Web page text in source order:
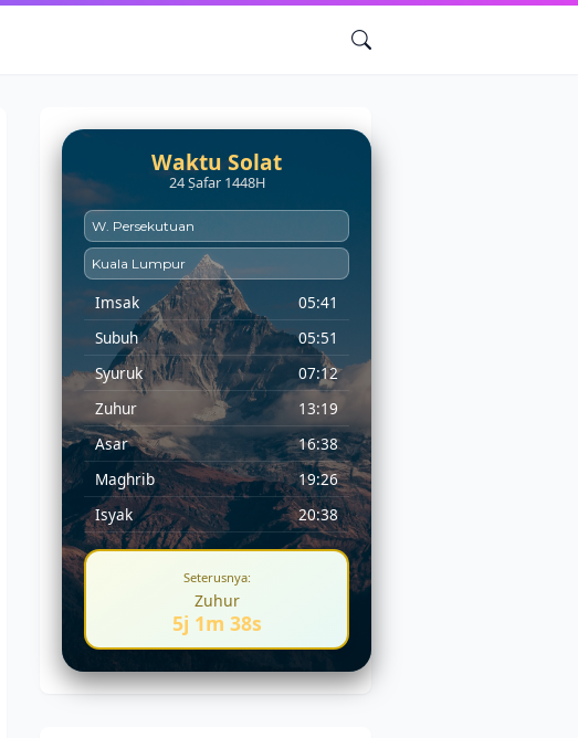
Waktu Solat
24 Ṣafar 1448H
Imsak
05:41
Subuh
05:51
Syuruk
07:12
Zuhur
13:19
Asar
16:38
Maghrib
19:26
Isyak
20:38
Seterusnya:
Zuhur
5j 1m 37s